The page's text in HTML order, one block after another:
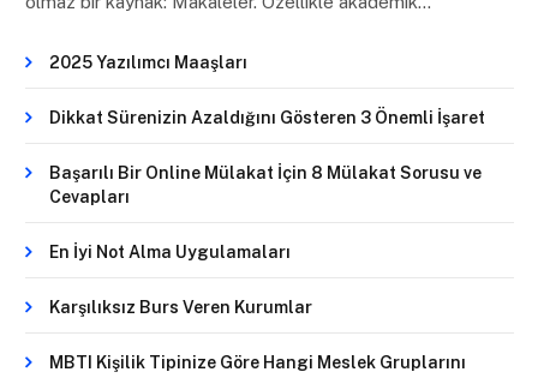
2025 Yazılımcı Maaşları
Dikkat Sürenizin Azaldığını Gösteren 3 Önemli İşaret
Başarılı Bir Online Mülakat İçin 8 Mülakat Sorusu ve
Cevapları
En İyi Not Alma Uygulamaları
Karşılıksız Burs Veren Kurumlar
MBTI Kişilik Tipinize Göre Hangi Meslek Gruplarını